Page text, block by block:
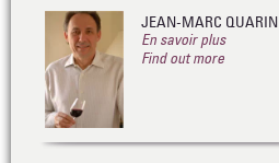
JEAN-MARC QUARIN
En savoir plus
Find out more